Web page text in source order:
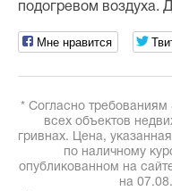
подогревом воздуха.
Мне нравится
* Согласно
всех объектов
гривнах. Цена,
по наличному
опубликованном на
на